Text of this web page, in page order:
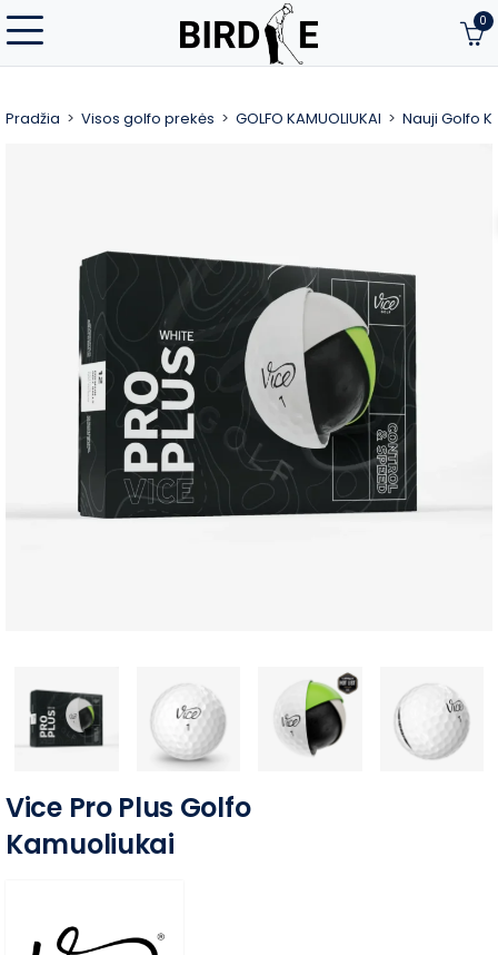
0
Pradžia Visos golfo prekės GOLFO KAMUOLIUKAI Nauji Golfo
Vice Pro Plus Golfo
Kamuoliukai